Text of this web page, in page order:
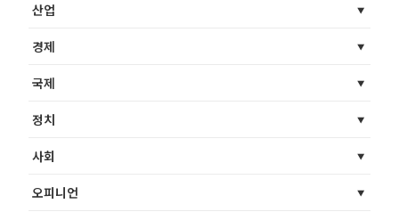
산업
경제
국제
정치
사회
오피니언